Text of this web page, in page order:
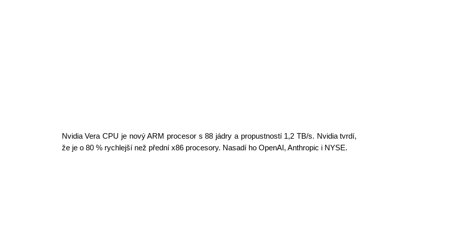
Nvidia Vera CPU je nový ARM procesor s 88 jádry a propustností 1,2 TB/s. Nvidia tvrdí,
že je o 80 % rychlejší než přední x86 procesory. Nasadí ho OpenAI, Anthropic i NYSE.